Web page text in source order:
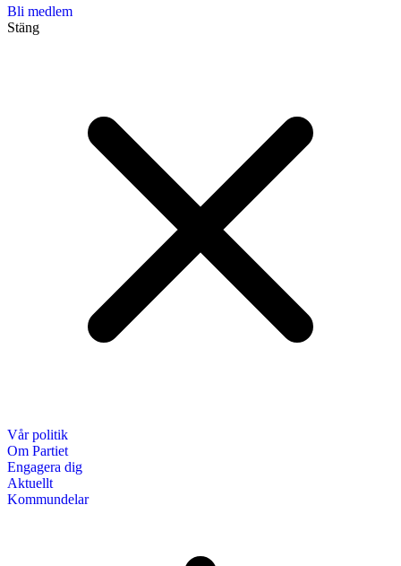
Bli medlem
Stäng
Vår politik
Om Partiet
Engagera dig
Aktuellt
Kommundelar